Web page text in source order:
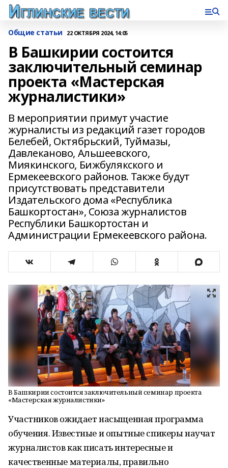
Общие статьи 22 ОКТЯБРЯ 2024, 14:05
В Башкирии состоится
заключительный семинар
проекта «Мастерская
журналистики»
В мероприятии примут участие
журналисты из редакций газет городов
Белебей, Октябрьский, Туймазы,
Давлеканово, Альшеевского,
Миякинского, Бижбулякского и
Ермекеевского районов. Также будут
присутствовать представители
Издательского дома «Республика
Башкортостан», Союза журналистов
Республики Башкортостан и
Администрации Ермекеевского района.
В Башкирии состоится заключительный семинар проекта
«Мастерская журналистики»
Участников ожидает насыщенная программа
обучения. Известные и опытные спикеры научат
журналистов как писать интересные и
качественные материалы, правильно